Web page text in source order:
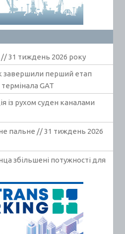
// 31 тиждень 2026 року
завершили перший етап
GAT
із рухом суден каналами
пальне // 31 тиждень 2026
збільшені потужності для